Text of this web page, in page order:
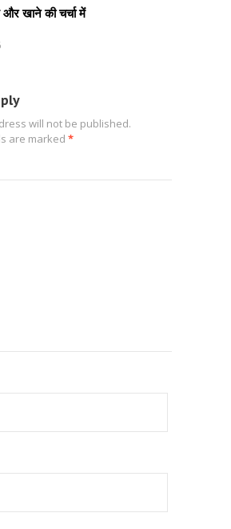
खाने की चर्चा में
will not be published.
are marked *